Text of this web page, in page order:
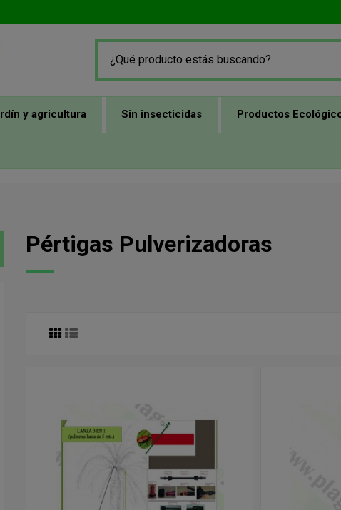
y agricultura Sin insecticidas Productos
Pértigas Pulverizadoras